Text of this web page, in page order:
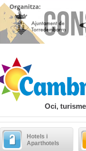
Oci,
Hotels i
Aparthotels